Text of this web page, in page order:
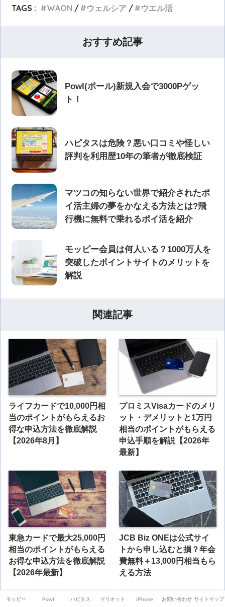
TAGS :
WAON ウェルシア ウエル活
おすすめ記事
Powl(ポール)新規入会で3000Pゲッ
ト！
ハピタスは危険？悪い口コミや怪しい
評判を利用歴10年の筆者が徹底検証
マツコの知らない世界で紹介されたポ
イ活主婦の夢をかなえる方法とは?飛
行機に無料で乗れるポイ活を紹介
モッピー会員は何人いる？1000万人を
突破したポイントサイトのメリットを
解説
関連記事
ライフカードで10,000円相
当のポイントがもらえるお
得な申込方法を徹底解説
【2026年8月】
プロミスVisaカードのメリ
ット・デメリットと1万円
相当のポイントがもらえる
申込手順を解説【2026年
最新】
東急カードで最大25,000円
相当のポイントがもらえる
お得な申込方法を徹底解説
【2026年最新】
JCB Biz ONEは公式サイ
トから申し込むと損？年会
費無料＋13,000円相当もら
える方法
モッピー Powl ハピタス マリオット iPhone お問い合わせ サイトマップ